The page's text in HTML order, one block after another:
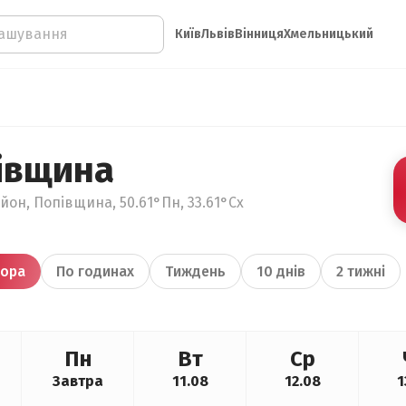
КиївЛьвівВінницяХмельницький
Попівщина, 50.61°Пн, 33.61°Сх
По годинах Тиждень 10 днів 2 тижні
Пн
Завтра
Вт
11.08
Ср
12.08